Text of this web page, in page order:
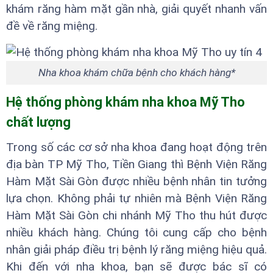
khám răng hàm mặt gần nhà, giải quyết nhanh vấn
đề về răng miệng.
Nha khoa khám chữa bệnh cho khách hàng*
Hệ thống phòng khám nha khoa Mỹ Tho
chất lượng
Trong số các cơ sở nha khoa đang hoạt động trên
địa bàn TP Mỹ Tho, Tiền Giang thì Bệnh Viện Răng
Hàm Mặt Sài Gòn được nhiều bệnh nhân tin tưởng
lựa chọn. Không phải tự nhiên mà Bệnh Viện Răng
Hàm Mặt Sài Gòn chi nhánh Mỹ Tho thu hút được
nhiều khách hàng. Chúng tôi cung cấp cho bệnh
nhân giải pháp điều trị bệnh lý răng miệng hiệu quả.
Khi đến với nha khoa, bạn sẽ được bác sĩ có